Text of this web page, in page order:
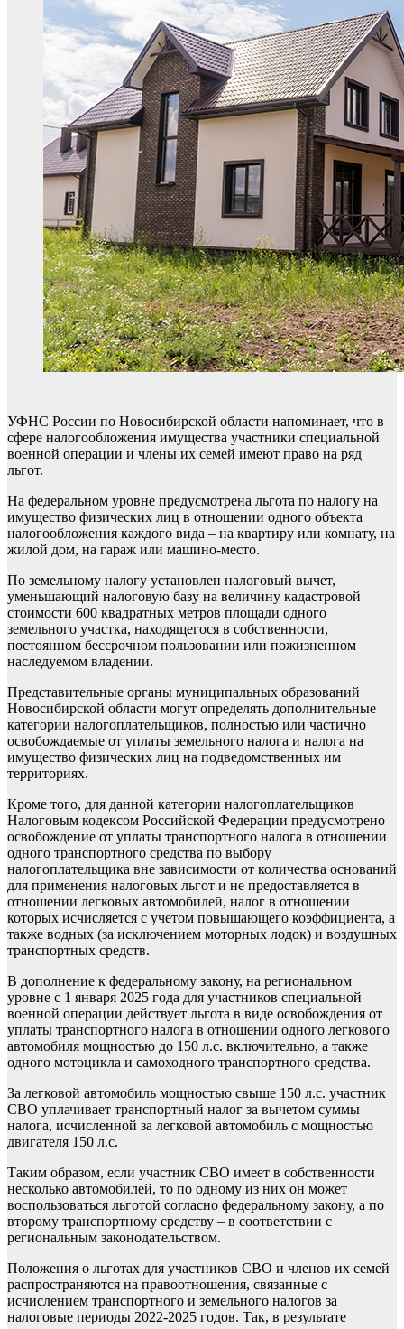
УФНС России по Новосибирской области напоминает, что в
сфере налогообложения имущества участники специальной
военной операции и члены их семей имеют право на ряд
льгот.
На федеральном уровне предусмотрена льгота по налогу на
имущество физических лиц в отношении одного объекта
налогообложения каждого вида – на квартиру или комнату, на
жилой дом, на гараж или машино-место.
По земельному налогу установлен налоговый вычет,
уменьшающий налоговую базу на величину кадастровой
стоимости 600 квадратных метров площади одного
земельного участка, находящегося в собственности,
постоянном бессрочном пользовании или пожизненном
наследуемом владении.
Представительные органы муниципальных образований
Новосибирской области могут определять дополнительные
категории налогоплательщиков, полностью или частично
освобождаемые от уплаты земельного налога и налога на
имущество физических лиц на подведомственных им
территориях.
Кроме того, для данной категории налогоплательщиков
Налоговым кодексом Российской Федерации предусмотрено
освобождение от уплаты транспортного налога в отношении
одного транспортного средства по выбору
налогоплательщика вне зависимости от количества оснований
для применения налоговых льгот и не предоставляется в
отношении легковых автомобилей, налог в отношении
которых исчисляется с учетом повышающего коэффициента, а
также водных (за исключением моторных лодок) и воздушных
транспортных средств.
В дополнение к федеральному закону, на региональном
уровне с 1 января 2025 года для участников специальной
военной операции действует льгота в виде освобождения от
уплаты транспортного налога в отношении одного легкового
автомобиля мощностью до 150 л.с. включительно, а также
одного мотоцикла и самоходного транспортного средства.
За легковой автомобиль мощностью свыше 150 л.с. участник
СВО уплачивает транспортный налог за вычетом суммы
налога, исчисленной за легковой автомобиль с мощностью
двигателя 150 л.с.
Таким образом, если участник СВО имеет в собственности
несколько автомобилей, то по одному из них он может
воспользоваться льготой согласно федеральному закону, а по
второму транспортному средству – в соответствии с
региональным законодательством.
Положения о льготах для участников СВО и членов их семей
распространяются на правоотношения, связанные с
исчислением транспортного и земельного налогов за
налоговые периоды 2022-2025 годов. Так, в результате